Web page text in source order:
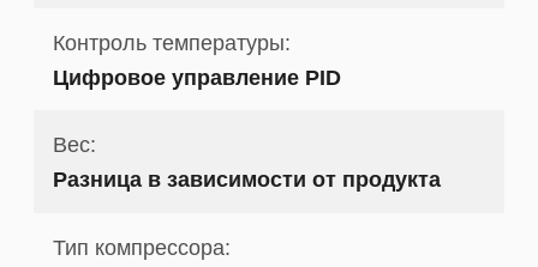
Контроль температуры:
Цифровое управление PID
Вес:
Разница в зависимости от продукта
Тип компрессора: